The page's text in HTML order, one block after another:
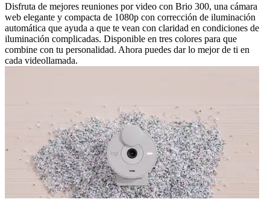
Disfruta de mejores reuniones por video con Brio 300, una cámara
web elegante y compacta de 1080p con corrección de iluminación
automática que ayuda a que te vean con claridad en condiciones de
iluminación complicadas. Disponible en tres colores para que
combine con tu personalidad. Ahora puedes dar lo mejor de ti en
cada videollamada.